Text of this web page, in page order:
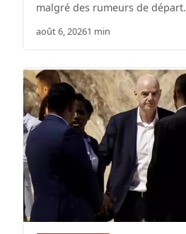
malgré des rumeurs de départ.
août 6, 20261 min